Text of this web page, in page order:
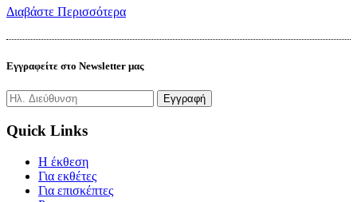
Διαβάστε Περισσότερα
Εγγραφείτε στο Newsletter μας
Quick Links
H έκθεση
Για εκθέτες
Για επισκέπτες